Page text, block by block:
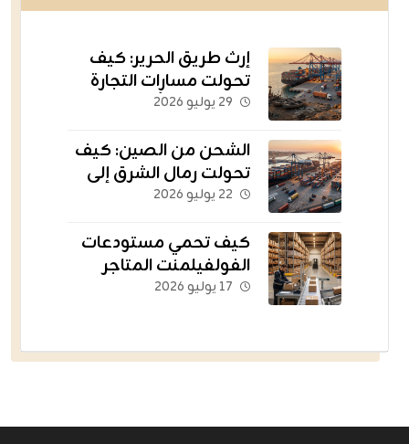
إرث طريق الحرير: كيف
تحولت مسارات التجارة
القديمة إلى أسطول
٢٩ يوليو ٢٠٢٦
الشحن من الصين: كيف
تحولت رمال الشرق إلى
الشريان اللوجستي
٢٢ يوليو ٢٠٢٦
كيف تحمي مستودعات
الفولفيلمنت المتاجر
الناشئة من التعثر؟
١٧ يوليو ٢٠٢٦